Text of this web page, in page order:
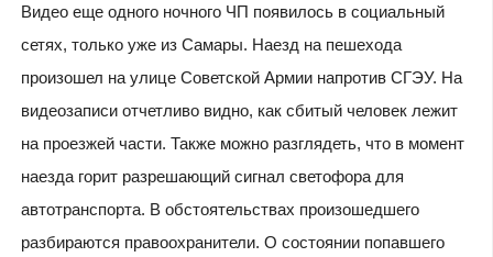
Видео еще одного ночного ЧП появилось в социальный
сетях, только уже из Самары. Наезд на пешехода
произошел на улице Советской Армии напротив СГЭУ. На
видеозаписи отчетливо видно, как сбитый человек лежит
на проезжей части. Также можно разглядеть, что в момент
наезда горит разрешающий сигнал светофора для
автотранспорта. В обстоятельствах произошедшего
разбираются правоохранители. О состоянии попавшего